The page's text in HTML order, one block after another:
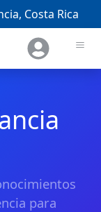
Costa Rica
para